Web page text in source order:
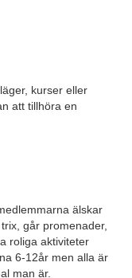
kurser eller
att tillhöra en
älskar
går promenader,
roliga aktiviteter
6-12år men alla är
man är.